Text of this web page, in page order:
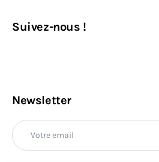
Suivez-nous !
Newsletter